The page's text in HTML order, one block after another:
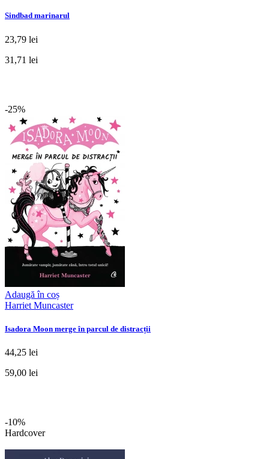
Sindbad marinarul
23,79 lei
31,71 lei
-25%
Adaugă în coș
Harriet Muncaster
Isadora Moon merge în parcul de distracții
44,25 lei
59,00 lei
-10%
Hardcover